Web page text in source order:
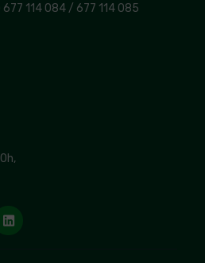
677 114 084 / 677 114 085